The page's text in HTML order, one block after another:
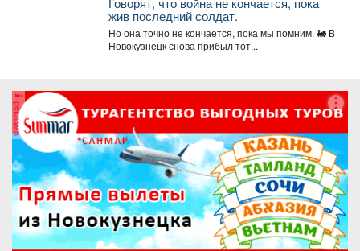
жив последний солдат.
Но она точно не кончается, пока мы помним. 🚂 В
Новокузнецк снова прибыл тот...
реклама